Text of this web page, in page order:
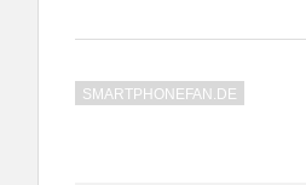
SMARTPHONEFAN.DE